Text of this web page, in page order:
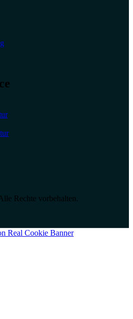
Rechte vorbehalten.
Real Cookie Banner